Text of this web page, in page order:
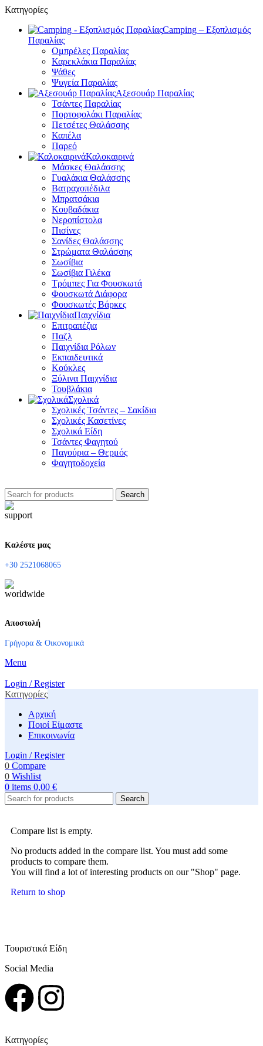
Κατηγορίες
Camping – Εξοπλισμός
Παραλίας
Ομπρέλες Παραλίας
Καρεκλάκια Παραλίας
Ψάθες
Ψυγεία Παραλίας
Αξεσουάρ Παραλίας
Τσάντες Παραλίας
Πορτοφολάκι Παραλίας
Πετσέτες Θαλάσσης
Καπέλα
Παρεό
Καλοκαιρινά
Μάσκες Θαλάσσης
Γυαλάκια Θαλάσσης
Βατραχοπέδιλα
Μπρατσάκια
Κουβαδάκια
Νεροπίστολα
Πισίνες
Σανίδες Θαλάσσης
Στρώματα Θαλάσσης
Σωσίβια
Σωσίβια Γιλέκα
Τρόμπες Για Φουσκωτά
Φουσκωτά Διάφορα
Φουσκωτές Βάρκες
Παιχνίδια
Επιτραπέζια
Παζλ
Παιχνίδια Ρόλων
Εκπαιδευτικά
Κούκλες
Ξύλινα Παιχνίδια
Τουβλάκια
Σχολικά
Σχολικές Τσάντες – Σακίδια
Σχολικές Κασετίνες
Σχολικά Είδη
Τσάντες Φαγητού
Παγούρια – Θερμός
Φαγητοδοχεία
Search
Καλέστε μας
+30 2521068065
Αποστολή
Γρήγορα & Οικονομικά
Menu
Login / Register
Κατηγορίες
Αρχική
Ποιοί Είμαστε
Επικοινωνία
Login / Register
0 Compare
0 Wishlist
0 items 0,00 €
Search
Compare list is empty.
No products added in the compare list. You must add some
products to compare them.
You will find a lot of interesting products on our "Shop" page.
Return to shop
Τουριστικά Είδη
Social Media
Κατηγορίες